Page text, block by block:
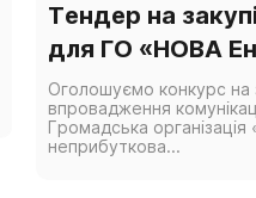
Тендер на
для ГО «НОВА
Оголошуємо конкурс на
впровадження
Громадська організація
неприбуткова...